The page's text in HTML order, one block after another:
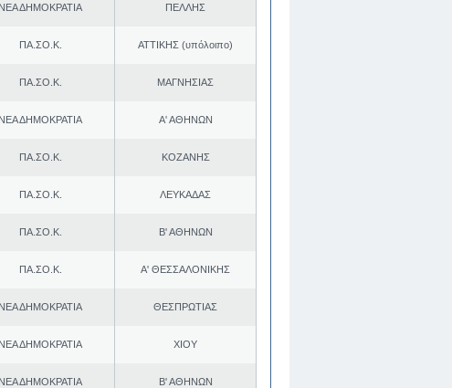
ΝΕΑ ΔΗΜΟΚΡΑΤΙΑ ΠΕΛΛΗΣ
ΠΑ.ΣΟ.Κ. ΑΤΤΙΚΗΣ (υπόλοιπο)
ΠΑ.ΣΟ.Κ. ΜΑΓΝΗΣΙΑΣ
ΝΕΑ ΔΗΜΟΚΡΑΤΙΑ Α' ΑΘΗΝΩΝ
ΠΑ.ΣΟ.Κ. ΚΟΖΑΝΗΣ
ΠΑ.ΣΟ.Κ. ΛΕΥΚΑΔΑΣ
ΠΑ.ΣΟ.Κ. Β' ΑΘΗΝΩΝ
ΠΑ.ΣΟ.Κ. Α' ΘΕΣΣΑΛΟΝΙΚΗΣ
ΝΕΑ ΔΗΜΟΚΡΑΤΙΑ ΘΕΣΠΡΩΤΙΑΣ
ΝΕΑ ΔΗΜΟΚΡΑΤΙΑ ΧΙΟΥ
ΝΕΑ ΔΗΜΟΚΡΑΤΙΑ Β' ΑΘΗΝΩΝ